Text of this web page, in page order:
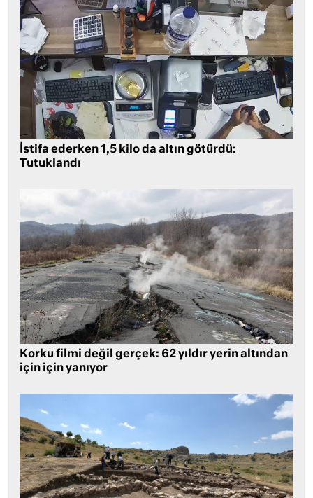
İstifa ederken 1,5 kilo da altın götürdü:
Tutuklandı
Korku filmi değil gerçek: 62 yıldır yerin altından
için için yanıyor